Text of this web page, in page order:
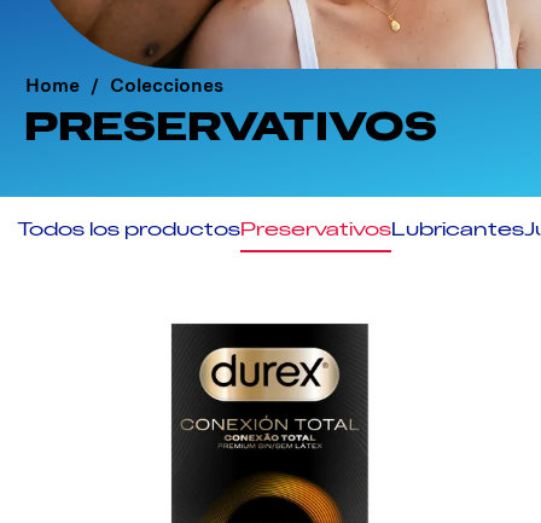
Home Colecciones
PRESERVATIVOS
Todos los productosPreservativosLubricantes